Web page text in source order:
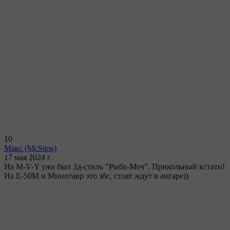
10
Макс (McSims)
17 мая 2024 г.
На M-V-Y уже был 3д-стиль "Рыба-Меч". Прикольный кстати!
На Е-50М и Минотавр это збс, стоят ждут в ангаре))